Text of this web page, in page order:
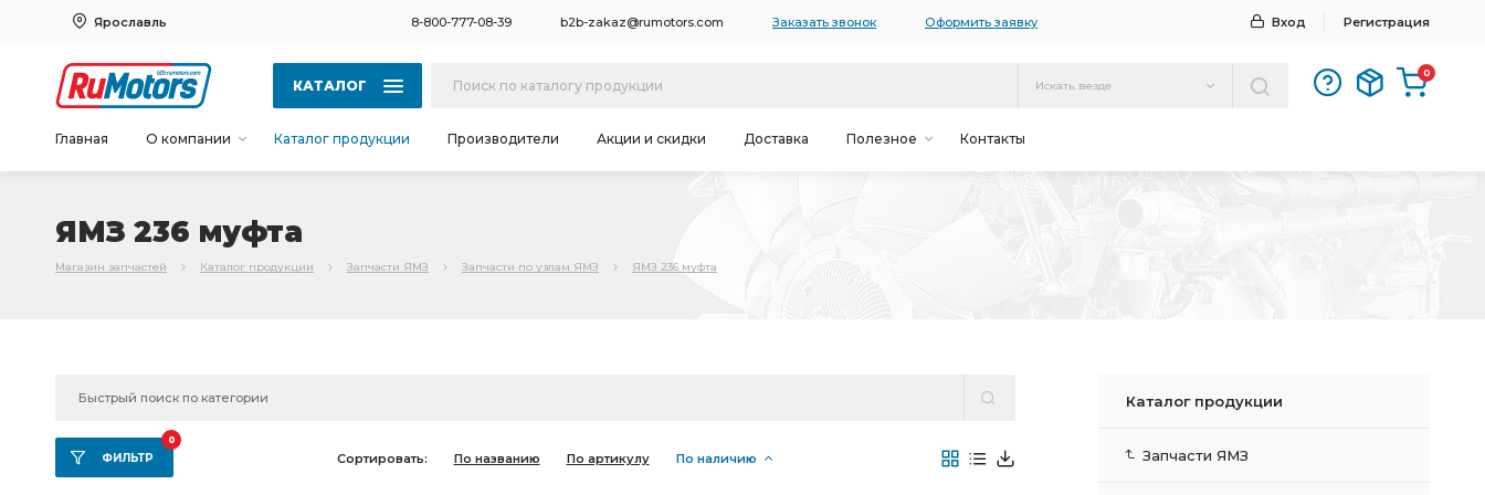
Ярославль 8-800-777-08-39 b2b-zakaz@rumotors.com Заказать звонок Оформить заявку Вход Регистрация
КАТАЛОГ Искать везде
0
Главная О компании Каталог продукции Производители Акции и скидки Доставка Полезное Контакты
ЯМЗ 236 муфта
Магазин запчастей Каталог продукции Запчасти ЯМЗ Запчасти по узлам ЯМЗ ЯМЗ 236 муфта
ФИЛЬТР
0
Сортировать: По названию По артикулу По наличию
Каталог продукции
Запчасти ЯМЗ